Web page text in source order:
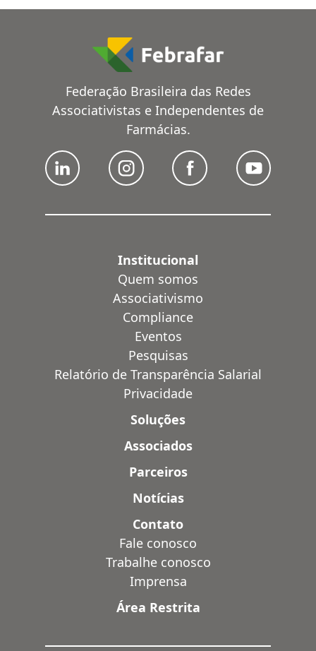
Federação Brasileira das Redes
Associativistas e Independentes de
Farmácias.
Institucional
Quem somos
Associativismo
Compliance
Eventos
Pesquisas
Relatório de Transparência Salarial
Privacidade
Soluções
Associados
Parceiros
Notícias
Contato
Fale conosco
Trabalhe conosco
Imprensa
Área Restrita